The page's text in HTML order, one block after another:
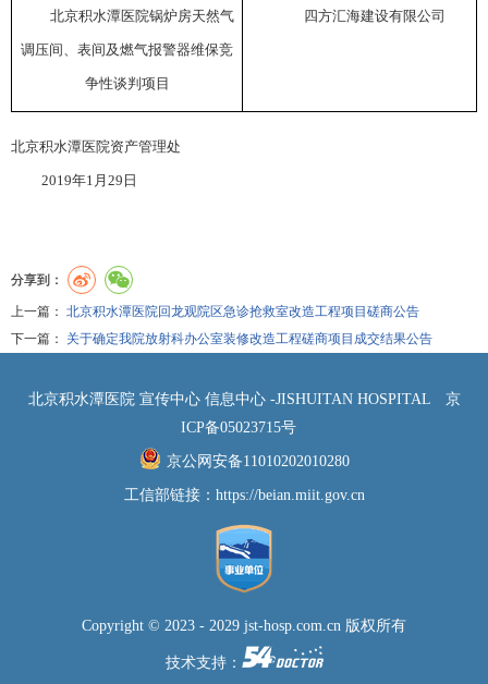
北京积水潭医院锅炉房天然气
调压间、表间及燃气报警器维保竞
争性谈判项目
四方汇海建设有限公司
北京积水潭医院资产管理处
2019年1月29日
分享到：
上一篇： 北京积水潭医院回龙观院区急诊抢救室改造工程项目磋商公告
下一篇：
关于确定我院放射科办公室装修改造工程磋商项目成交结果公告
北京积水潭医院 宣传中心 信息中心 -JISHUITAN HOSPITAL
京
ICP备05023715号
京公网安备11010202010280
工信部链接： https://beian.miit.gov.cn
Copyright © 2023 - 2029 jst-hosp.com.cn 版权所有
技术支持：